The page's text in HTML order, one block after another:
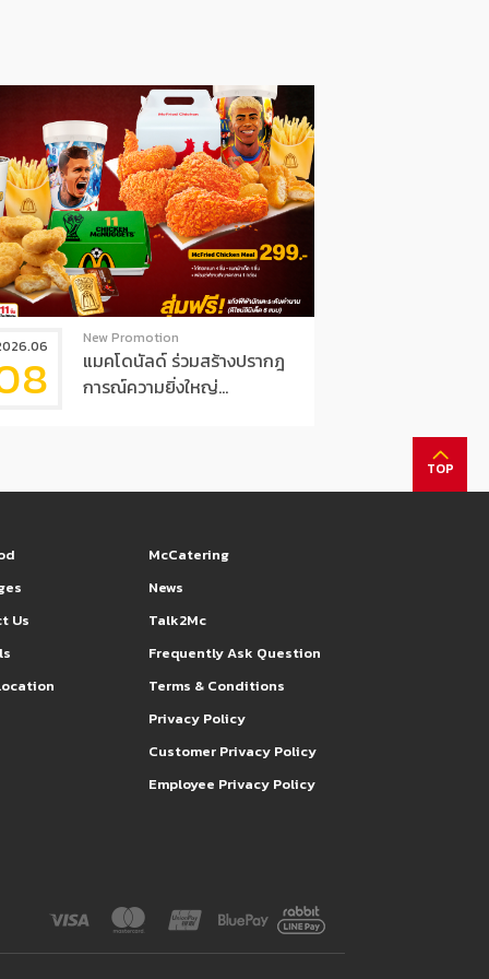
New Promotion
แมคโดนัลด์ ร่วมสร้างปรากฎ
การณ์ความยิ่งใหญ่...
TOP
Us
McCatering
News
Talk2Mc
Frequently Ask Question
Terms & Conditions
Privacy Policy
Customer Privacy Policy
Employee Privacy Policy